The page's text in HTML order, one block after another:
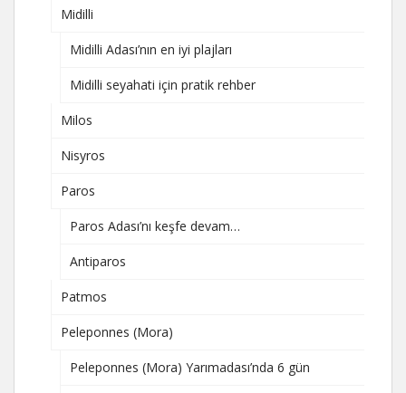
Midilli
Midilli Adası’nın en iyi plajları
Midilli seyahati için pratik rehber
Milos
Nisyros
Paros
Paros Adası’nı keşfe devam…
Antiparos
Patmos
Peleponnes (Mora)
Peleponnes (Mora) Yarımadası’nda 6 gün